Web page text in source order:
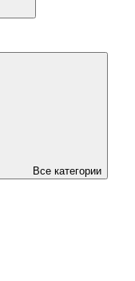
Все категории